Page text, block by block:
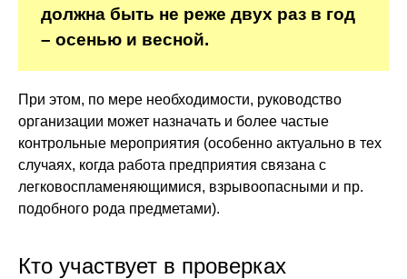
должна быть не реже двух раз в год
– осенью и весной.
При этом, по мере необходимости, руководство
организации может назначать и более частые
контрольные мероприятия (особенно актуально в тех
случаях, когда работа предприятия связана с
легковоспламеняющимися, взрывоопасными и пр.
подобного рода предметами).
Кто участвует в проверках